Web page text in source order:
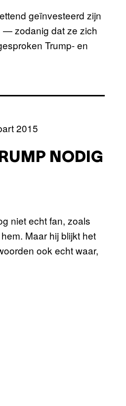
geïnvesteerd zijn
— zodanig dat ze zich
Trump- en
2015​
NODIG
niet echt fan, zoals
Maar hij blijkt het
ook echt waar,